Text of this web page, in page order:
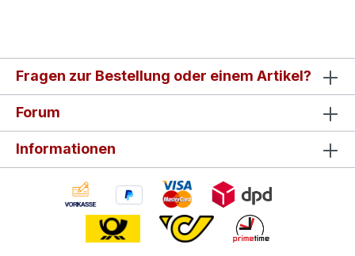
Fragen zur Bestellung oder einem Artikel?
Forum
Informationen